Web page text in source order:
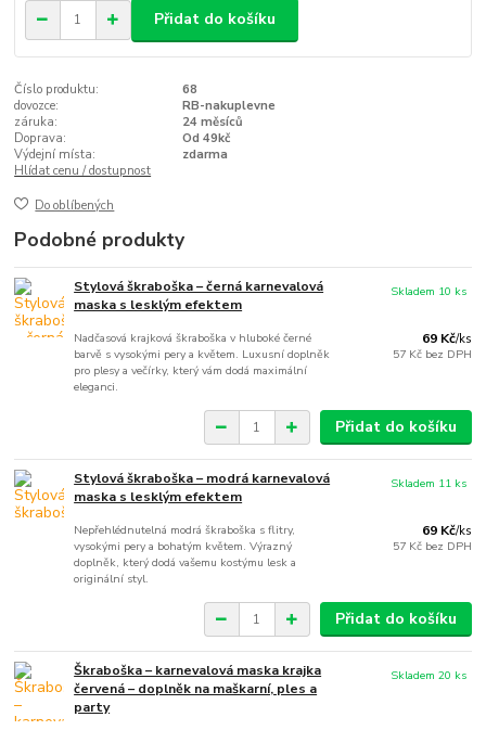
Přidat do košíku
Číslo produktu:
68
dovozce:
RB-nakuplevne
záruka:
24 měsíců
Doprava:
Od 49kč
Výdejní místa:
zdarma
Hlídat cenu / dostupnost
Do oblíbených
Podobné produkty
Stylová škraboška – černá karnevalová
maska s lesklým efektem
Nadčasová krajková škraboška v hluboké černé
barvě s vysokými pery a květem. Luxusní doplněk
pro plesy a večírky, který vám dodá maximální
eleganci.
69 Kč/ks
57 Kč bez DPH
Skladem 10 ks
Přidat do košíku
Stylová škraboška – modrá karnevalová
maska s lesklým efektem
Nepřehlédnutelná modrá škraboška s flitry,
vysokými pery a bohatým květem. Výrazný
doplněk, který dodá vašemu kostýmu lesk a
originální styl.
69 Kč/ks
57 Kč bez DPH
Skladem 11 ks
Přidat do košíku
Škraboška – karnevalová maska krajka
červená – doplněk na maškarní, ples a
party
Skladem 20 ks